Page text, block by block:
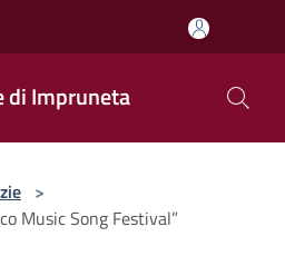
di Impruneta
>
Music Song Festival”